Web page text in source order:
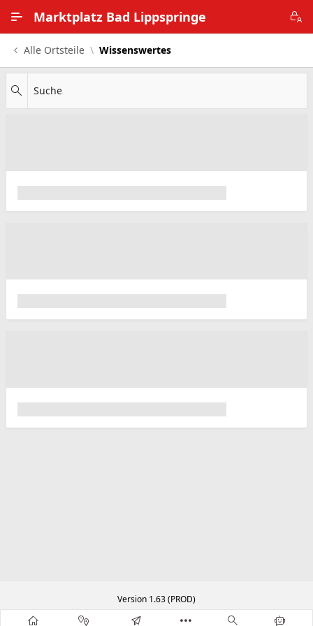
Marktplatz Bad Lippspringe
Alle Ortsteile
Impressum
Alle Ortsteile Wissenswertes
Suche
Version 1.63 (PROD)